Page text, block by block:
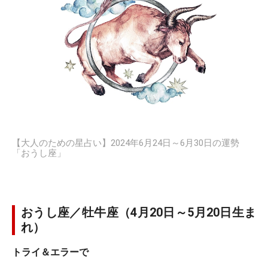
【大人のための星占い】2024年6月24日～6月30日の運勢
「おうし座」
おうし座／牡牛座（4月20日～5月20日生ま
れ）
トライ＆エラーで